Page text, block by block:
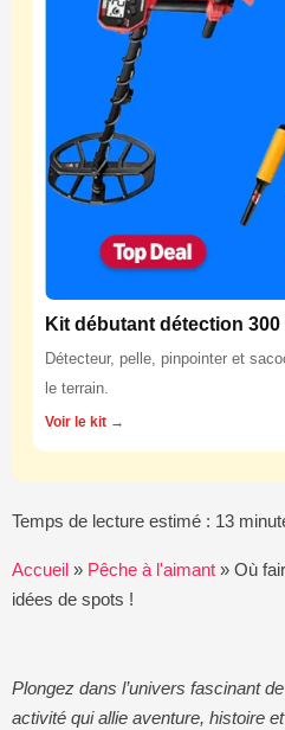
Kit débutant détection 300
Détecteur, pelle, pinpointer et
le terrain.
Voir le kit →
Temps de lecture estimé : 13
Accueil » Pêche à l'aimant » Où
idées de spots !
Plongez dans l’univers fascinant
activité qui allie aventure, histoire